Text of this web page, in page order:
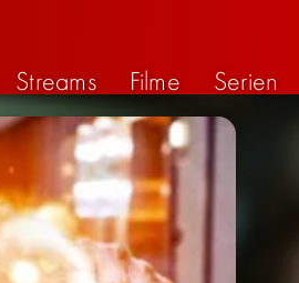
Streams Filme Serien